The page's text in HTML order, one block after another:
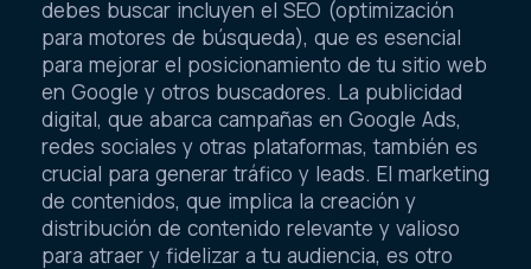
debes buscar incluyen el SEO (optimización
para motores de búsqueda), que es esencial
para mejorar el posicionamiento de tu sitio web
en Google y otros buscadores. La publicidad
digital, que abarca campañas en Google Ads,
redes sociales y otras plataformas, también es
crucial para generar tráfico y leads. El marketing
de contenidos, que implica la creación y
distribución de contenido relevante y valioso
para atraer y fidelizar a tu audiencia, es otro